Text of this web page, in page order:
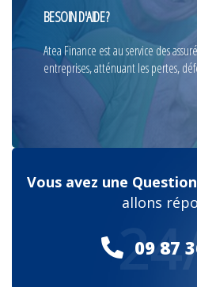
BESOIN D'AIDE ?
Atea Finance est au service des
entreprises, atténuant les pertes,
Vous avez une
allons
09 87